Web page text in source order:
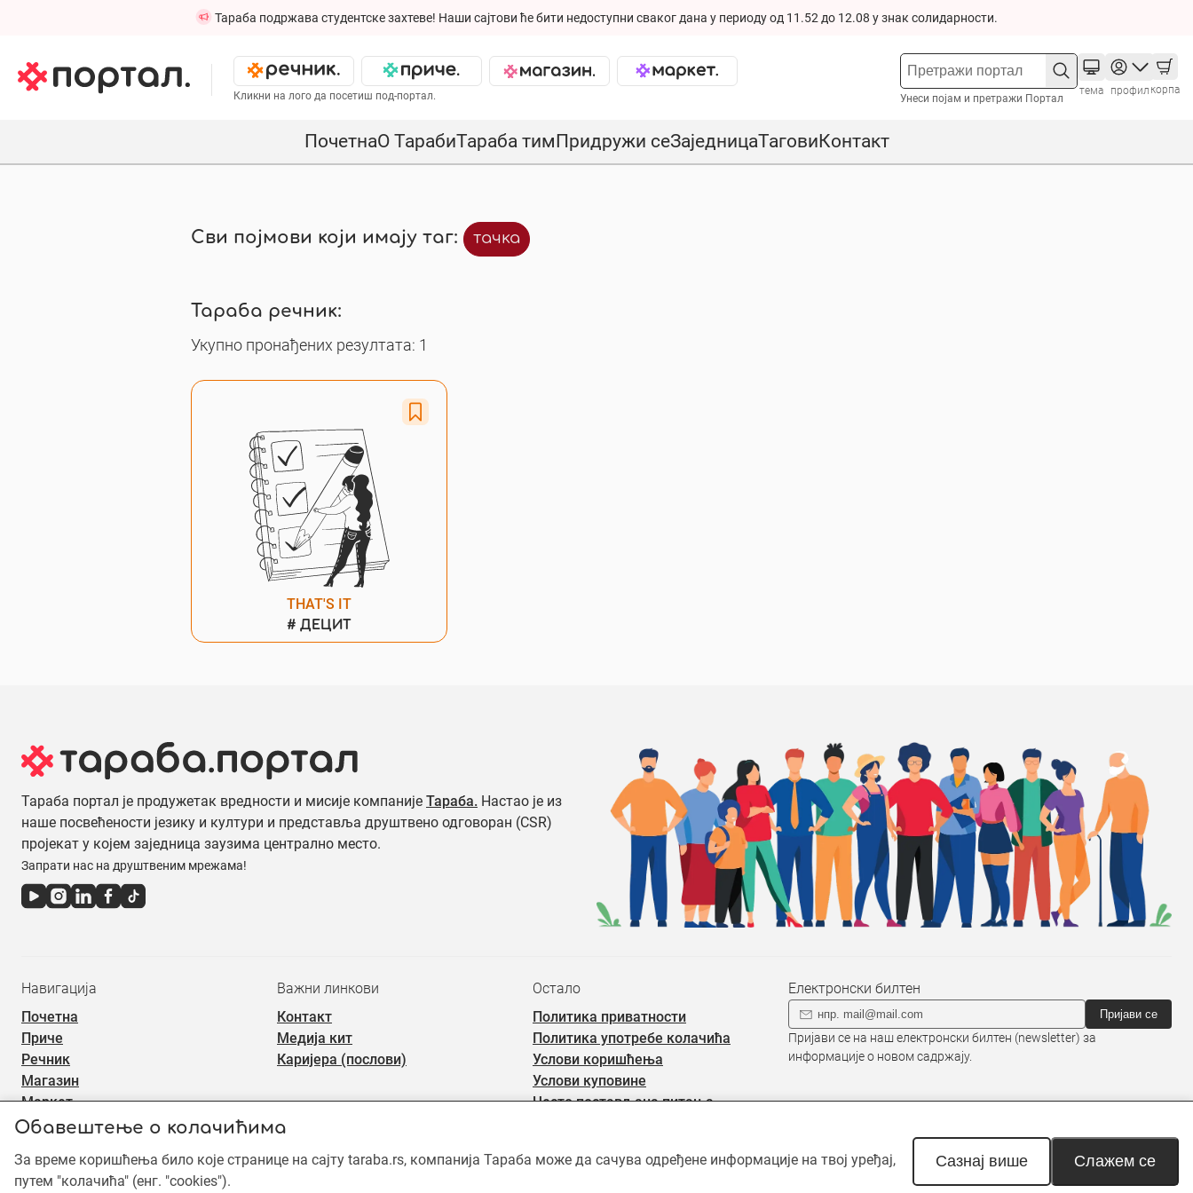
Тараба подржава студентске захтеве! Наши сајтови ће бити недоступни сваког дана у периоду од 11.52 до 12.08 у знак солидарности.
Кликни на лого да посетиш под-портал. Унеси појам и претражи Портал
тема профил корпа
ПочетнаО ТарабиТараба тимПридружи сеЗаједницаТаговиКонтакт
Сви појмови који имају таг: тачка
Тараба речник:
Укупно пронађених резултата: 1
THAT'S IT
# ДЕЦИТ
Обавештење о колачићима
За време коришћења било које странице на сајту taraba.rs, компанија Тараба може да сачува одређене информације на твој уређај,
путем "колачића" (енг. "cookies").
Сазнај више Слажем се
Тараба портал је продужетак вредности и мисије компаније Тараба. Настао је из
наше посвећености језику и култури и представља друштвено одговоран (CSR)
пројекат у којем заједница заузима централно место.
Запрати нас на друштвеним мрежама!
Навигација
Почетна
Приче
Речник
Магазин
Маркет
Важни линкови
Контакт
Медија кит
Каријера (послови)
Остало
Политика приватности
Политика употребе колачића
Услови коришћења
Услови куповине
Често постављана питања
Електронски билтен
Пријави се
Пријави се на наш електронски билтен (newsletter) за
информације о новом садржају.
©2019 - 2026 Тараба доо. Сва права задржана. Садржај је заштићен ауторским правима и власништво је Тараба доо, осим када је наведено другачије. Неовлашћена
употреба садржаја је забрањена.